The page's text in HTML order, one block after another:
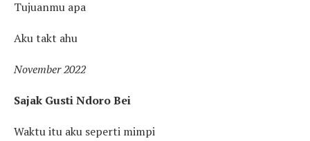
Tujuanmu apa
Aku takt ahu
November 2022
Sajak Gusti Ndoro Bei
Waktu itu aku seperti mimpi